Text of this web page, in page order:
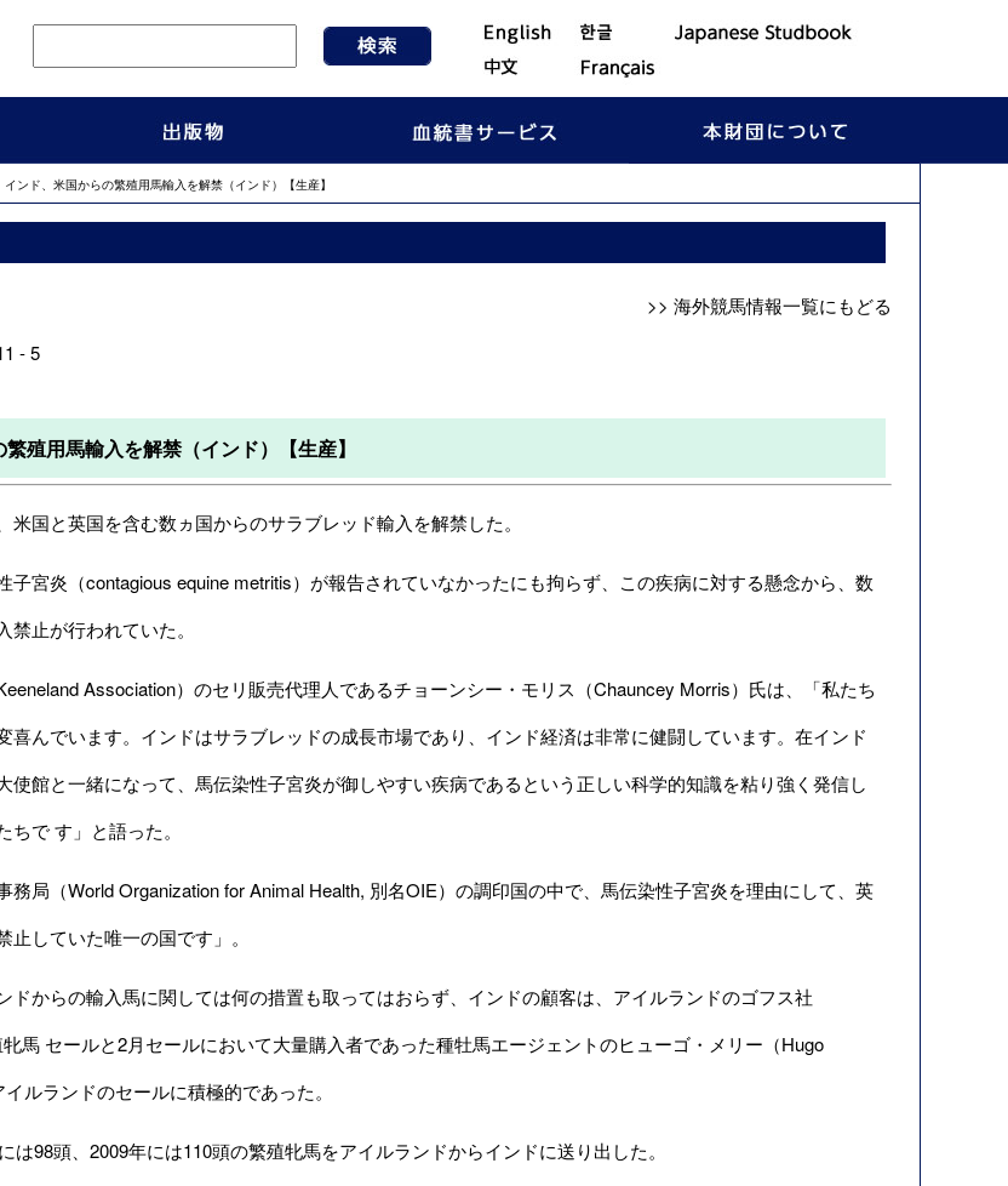
ンド、米国からの繁殖用馬輸入を解禁（インド）【生産】
>> 海外競馬情報一覧にもどる
- 5
殖用馬輸入を解禁（インド）【生産】
国と英国を含む数ヵ国からのサラブレッド輸入を解禁した。
宮炎（contagious equine metritis）が報告されていなかったにも拘らず、この疾病に対する懸念から、数
止が行われていた。
Association）のセリ販売代理人であるチョーンシー・モリス（Chauncey Morris）氏は、「私たち
喜んでいます。インドはサラブレッドの成長市場であり、インド経済は非常に健闘しています。在インド
使館と一緒になって、馬伝染性子宮炎が御しやすい疾病であるという正しい科学的知識を粘り強く発信し
で す」と語った。
局（World Organization for Animal Health, 別名OIE）の調印国の中で、馬伝染性子宮炎を理由にして、英
していた唯一の国です」。
ドからの輸入馬に関しては何の措置も取ってはおらず、インドの顧客は、アイルランドのゴフス社
牝馬 セールと2月セールにおいて大量購入者であった種牡馬エージェントのヒューゴ・メリー（Hugo
ルランドのセールに積極的であった。
は98頭、2009年には110頭の繁殖牝馬をアイルランドからインドに送り出した。